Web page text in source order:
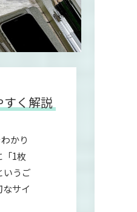
すく解説
かり
「1枚
いうご
サイ